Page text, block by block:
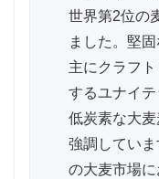
世界第2位の
ました。堅
主にクラフ
するユナイ
低炭素な大
強調してい
の大麦市場